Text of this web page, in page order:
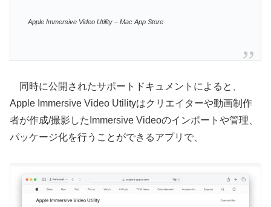
Apple Immersive Video Utility – Mac App Store
同時に公開されたサポートドキュメントによると、
Apple Immersive Video Utilityはクリエイターや動画制作
者が作成/撮影したImmersive Videoのインポートや管理、
パッケージ化を行うことができるアプリで、